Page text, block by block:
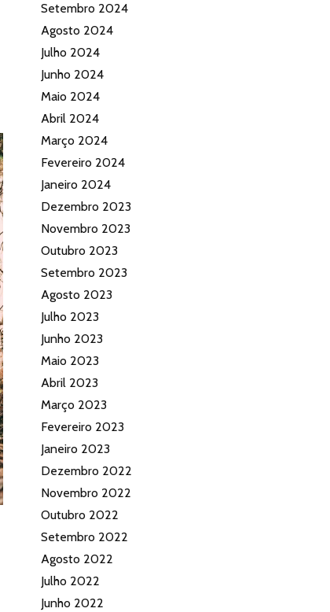
Setembro 2024
Agosto 2024
Julho 2024
Junho 2024
Maio 2024
Abril 2024
Março 2024
Fevereiro 2024
Janeiro 2024
Dezembro 2023
Novembro 2023
Outubro 2023
Setembro 2023
Agosto 2023
Julho 2023
Junho 2023
Maio 2023
Abril 2023
Março 2023
Fevereiro 2023
Janeiro 2023
Dezembro 2022
Novembro 2022
Outubro 2022
Setembro 2022
Agosto 2022
Julho 2022
Junho 2022